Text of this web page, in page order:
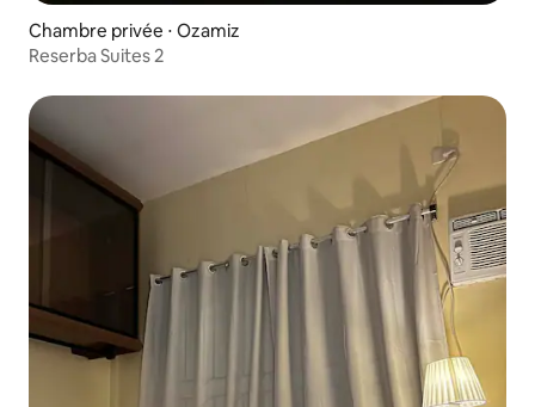
Chambre privée ⋅ Ozamiz
Reserba Suites 2